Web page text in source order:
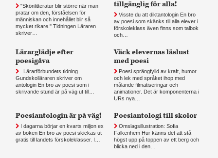
"Skönlitteratur blir större när man
pratar om den, förståelsen för
människan och innehållet blir så
mycket rikare." Tidningen Läraren
skriver…
tillgänglig för alla!
Visste du att diktantologin En bro
av poesi som skänks till alla elever i
förskoleklass även finns som talbok
och…
Lärarglädje efter
poesigåva
Lärarförbundets tidning
Gundskolläraren skriver om
antologin En bro av poesi som i
skrivande stund är på väg ut till…
Väck elevernas läslust
med poesi
Poesi sprängfylld av kraft, humor
och lek med språket ihop med
målande filmatiseringar och
animationer. Det är komponenterna i
URs nya…
Poesiantologin är på väg!
I dagarna börjar en kvarts miljon ex
av boken En bro av poesi skickas ut
gratis till landets förskoleklasser. I…
Poesiantologi till skolor
Omslagsillustration: Sofia
Falkenhem Hur känns det att stå
högst upp på toppen av ett berg och
blicka ned i den…